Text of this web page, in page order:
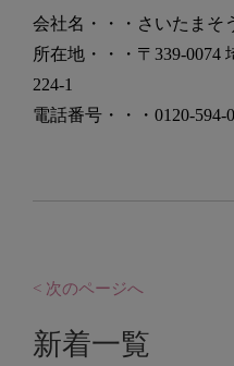
会社名・・・さいたまそ
所在地・・・〒339-0074
224-1
電話番号・・・0120-594-
< 次のページへ
新着一覧